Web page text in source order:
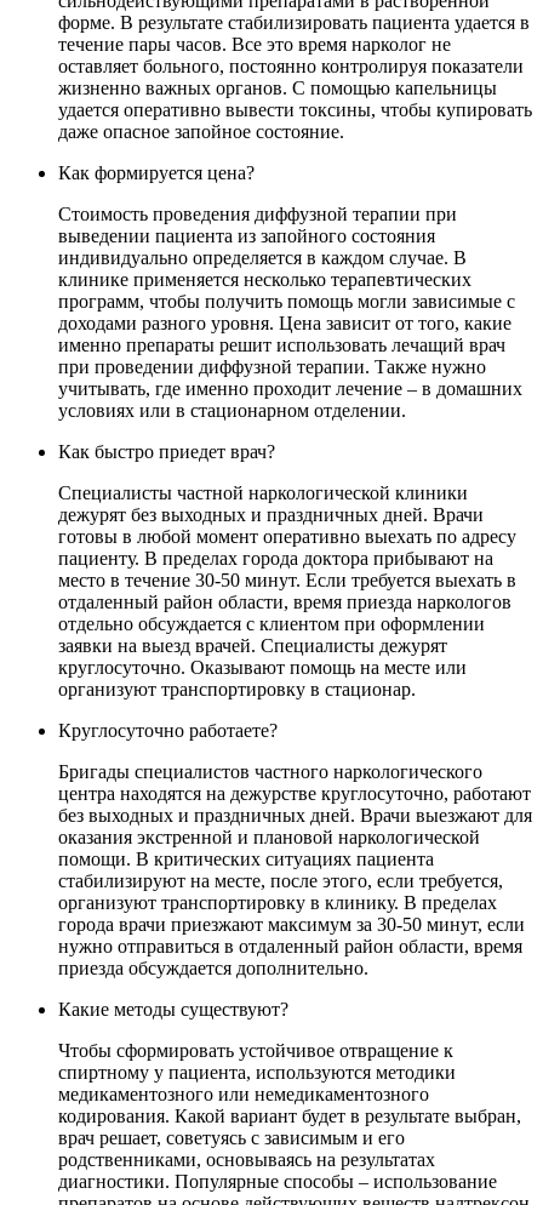
форме. В результате стабилизировать пациента удается в
течение пары часов. Все это время нарколог не
оставляет больного, постоянно контролируя показатели
жизненно важных органов. С помощью капельницы
удается оперативно вывести токсины, чтобы купировать
даже опасное запойное состояние.
Как формируется цена?
Стоимость проведения диффузной терапии при
выведении пациента из запойного состояния
индивидуально определяется в каждом случае. В
клинике применяется несколько терапевтических
программ, чтобы получить помощь могли зависимые с
доходами разного уровня. Цена зависит от того, какие
именно препараты решит использовать лечащий врач
при проведении диффузной терапии. Также нужно
учитывать, где именно проходит лечение – в домашних
условиях или в стационарном отделении.
Как быстро приедет врач?
Специалисты частной наркологической клиники
дежурят без выходных и праздничных дней. Врачи
готовы в любой момент оперативно выехать по адресу
пациенту. В пределах города доктора прибывают на
место в течение 30-50 минут. Если требуется выехать в
отдаленный район области, время приезда наркологов
отдельно обсуждается с клиентом при оформлении
заявки на выезд врачей. Специалисты дежурят
круглосуточно. Оказывают помощь на месте или
организуют транспортировку в стационар.
Круглосуточно работаете?
Бригады специалистов частного наркологического
центра находятся на дежурстве круглосуточно, работают
без выходных и праздничных дней. Врачи выезжают для
оказания экстренной и плановой наркологической
помощи. В критических ситуациях пациента
стабилизируют на месте, после этого, если требуется,
организуют транспортировку в клинику. В пределах
города врачи приезжают максимум за 30-50 минут, если
нужно отправиться в отдаленный район области, время
приезда обсуждается дополнительно.
Какие методы существуют?
Чтобы сформировать устойчивое отвращение к
спиртному у пациента, используются методики
медикаментозного или немедикаментозного
кодирования. Какой вариант будет в результате выбран,
врач решает, советуясь с зависимым и его
родственниками, основываясь на результатах
диагностики. Популярные способы – использование